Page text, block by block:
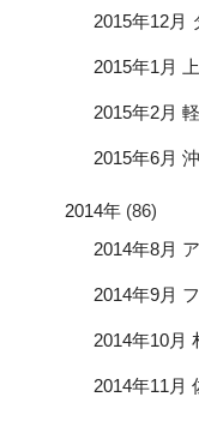
2015年12月
2015年1月
2015年2月
2015年6月
2014年 (86)
2014年8月
2014年9月
2014年10月
2014年11月